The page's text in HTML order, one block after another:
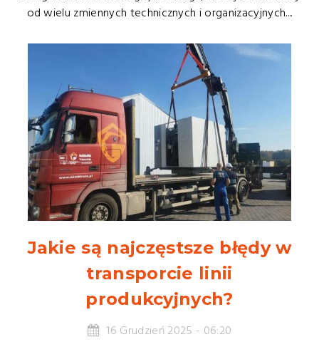
od wielu zmiennych technicznych i organizacyjnych....
Jakie są najczęstsze błędy w
transporcie linii
produkcyjnych?
16 Grudzień 2025 - 06:20